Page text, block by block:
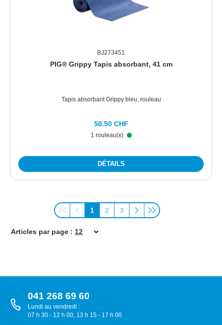
BJ273451
PIG® Grippy Tapis absorbant, 41 cm
Tapis absorbant Grippy bleu, rouleau
1 rouleau(x)
50.50 CHF
DÉTAILS
Page
1
Page
2
Page
3
Articles par page :
041 268 69 60
Lundi au vendredi :
07 h 30 - 12 h 00, 13 h 15 - 17 h 00